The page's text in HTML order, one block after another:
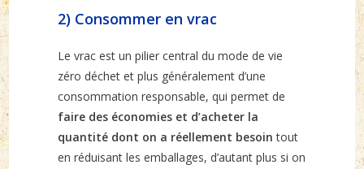
2) Consommer en vrac
Le vrac est un pilier central du mode de vie
zéro déchet et plus généralement d’une
consommation responsable, qui permet de
faire des économies et d’acheter la
quantité dont on a réellement besoin tout
en réduisant les emballages, d’autant plus si on